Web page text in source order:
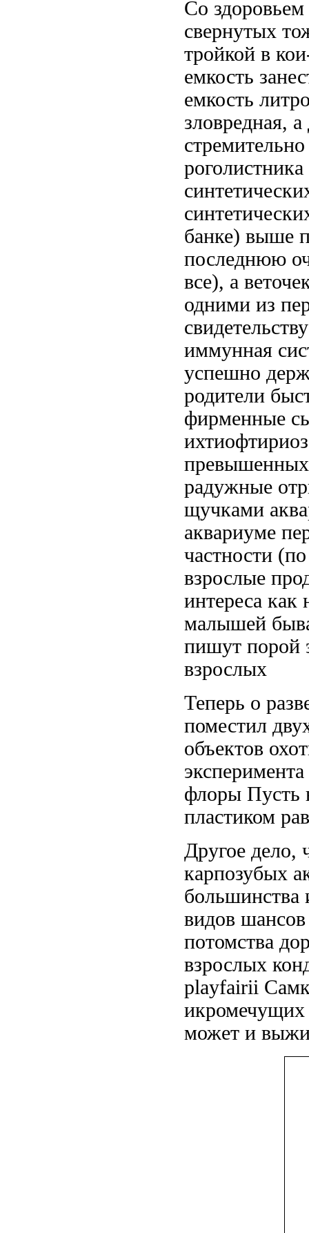
Со
свернутых
тройкой в
емкость
емкость
зловредная, а
роголистника
банке) выше
последнюю
все), а
одними из
иммунная
успешно
родители
фирменные
превышенных
радужные
щучками
аквариуме
частности
взрослые
интереса как
малышей
пишут порой
взрослых
Теперь о
поместил
объектов
флоры Пусть
пластиком
Другое
карпозубых
видов
потомства
взрослых
playfairii
икромечущих
может и